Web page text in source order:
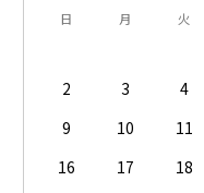
日 月 火
2
3 4
9
10 11
16
17 18